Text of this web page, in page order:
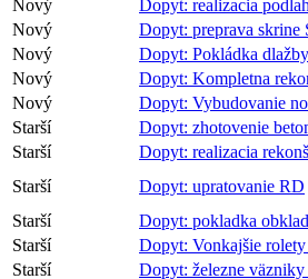
Nový
Dopyt: realizacia
Nový
Dopyt: preprava skrine
Nový
Dopyt: Pokládka
Nový
Dopyt: Kompletna
Nový
Dopyt: Vybudovanie
Starší
Dopyt: zhotovenie
Starší
Dopyt: realizacia
Starší
Dopyt: upratovanie RD
Starší
Dopyt: pokladka
Starší
Dopyt: Vonkajšie rolety
Starší
Dopyt: železne väzniky